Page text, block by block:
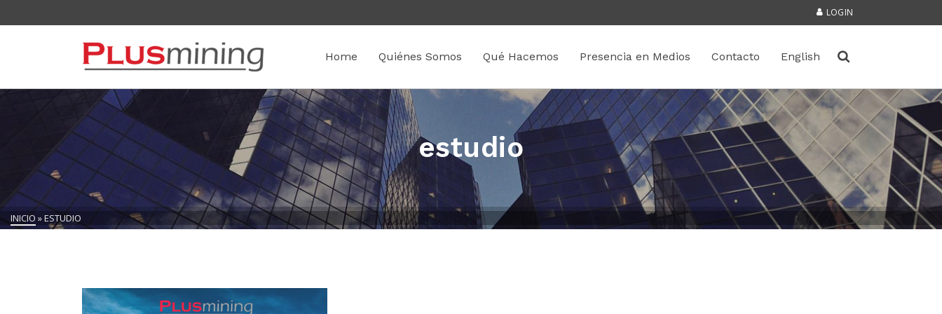
LOGIN
Home Quiénes Somos Qué Hacemos Presencia en Medios Contacto English
estudio
INICIO »ESTUDIO